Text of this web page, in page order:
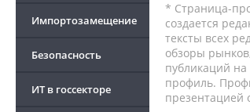
Импортозамещение
Безопасность
ИТ в госсекторе
* Страница-
создается
тексты всех
обзоры
публикаций
профиль.
презентацией